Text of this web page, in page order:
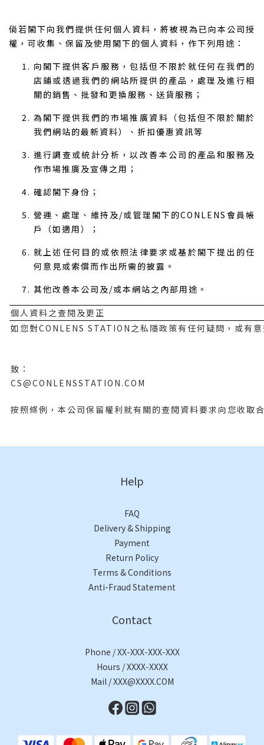
倘若閣下向我們提供任何個人資料，將被視為已向本公司授
權，可收集、保留及使用閣下的個人資料，作下列用途：
向閣下提供客戶服務，包括但不限於就任何在我們的
店鋪或透過我們的網站所提供的產品，處理及進行相
關的銷售、批發和更換服務、送貨服務；
為閣下提供我們的市場推廣資料（包括但不限於關於
我們網站的最新資料）、折扣優惠資訊等
進行調查或統計分析，以改善本公司的產品和服務及
作市場推廣及宣傳之用；
確認閣下身份；
營運、處理、維持及/或管理閣下的CONLENS會員帳
戶（如適用）；
就上述任何目的或依照法律要求或基於閣下提出的任
何意見或索償而作出所需的披露。
其他改善本公司及/或本網站之內部用途。
個人資料之查閱及更正
如您對CONLENS STATION之私隱政策有任何疑問，或有
致：
CS@CONLENSSTATION.COM
按照條例，本公司保留權利就有關的查閱資料要求向您收取
Help
FAQ
Delivery & Shipping
Payment
Return Policy
Terms & Conditions
Anti-Fraud Statement
Contact
Phone / XX-XXX-XXX-XXX
Hours / XXXX-XXXX
Mail / XXX@XXXX.COM